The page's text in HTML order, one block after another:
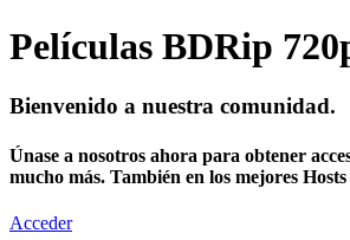
Películas BDRip
Bienvenido a nuestra comunidad.
Únase a nosotros ahora para obtener
mucho más. También en los mejores
Acceder